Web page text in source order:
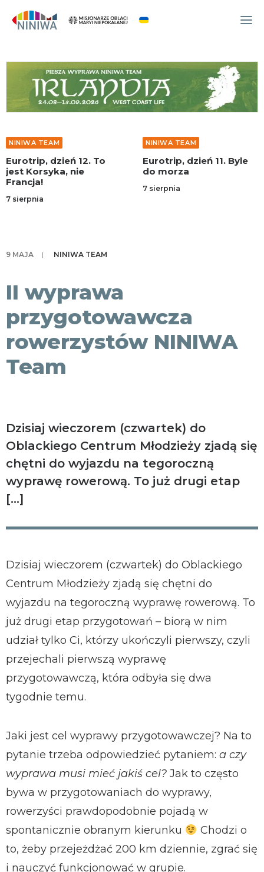
WYDARZENIA
O NAS
WSPÓLNOTA
NINIWA TEAM
FESTIWAL ŻYCIA
WOLONTARIAT
AKTUALNOŚCI
SKLEP
NINIWA TEAM
Eurotrip, dzień 12. To
jest Korsyka, nie
Francja!
7 sierpnia
NINIWA TEAM
Eurotrip, dzień 11. Byle
do morza
7 sierpnia
9 MAJA | NINIWA TEAM
II wyprawa
przygotowawcza
rowerzystów NINIWA
Team
Dzisiaj wieczorem (czwartek) do
Oblackiego Centrum Młodzieży zjadą się
chętni do wyjazdu na tegoroczną
wyprawę rowerową. To już drugi etap
[…]
Dzisiaj wieczorem (czwartek) do Oblackiego
Centrum Młodzieży zjadą się chętni do
wyjazdu na tegoroczną wyprawę rowerową. To
już drugi etap przygotowań – biorą w nim
udział tylko Ci, którzy ukończyli pierwszy, czyli
przejechali pierwszą wyprawę
przygotowawczą, która odbyła się dwa
tygodnie temu.
Jaki jest cel wyprawy przygotowawczej? Na to
pytanie trzeba odpowiedzieć pytaniem: a czy
wyprawa musi mieć jakiś cel? Jak to często
bywa w przygotowaniach do wyprawy,
rowerzyści prawdopodobnie pojadą w
spontanicznie obranym kierunku
Chodzi o
to, żeby przejeżdżać 200 km dziennie, zgrać się
i nauczyć funkcjonować w grupie.